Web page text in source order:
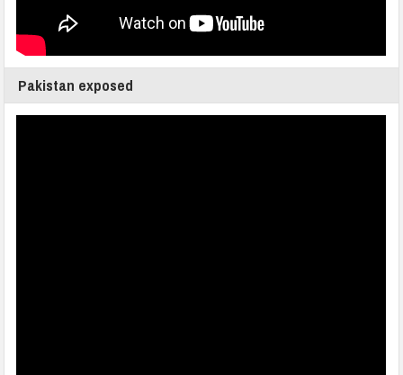
Pakistan exposed